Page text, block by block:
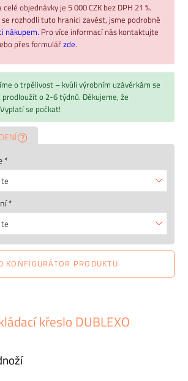
objednávky je 5 000 CZK bez DPH 21 %.
se rozhodli tuto hranici zavést, jsme podrobně
nákupem. Pro více informací nás kontaktujte
přes formulářzde.
o trpělivost – kvůli výrobním uzávěrkám se
o 2-6 týdnů. Děkujeme, že
se počkat!
*
*
KONFIGURÁTOR PRODUKTU
křeslo DUBLEXO